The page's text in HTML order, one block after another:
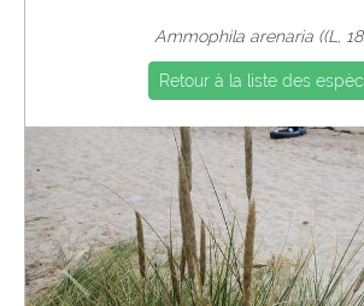
Ammophila arenaria ((L,
Retour à la liste des